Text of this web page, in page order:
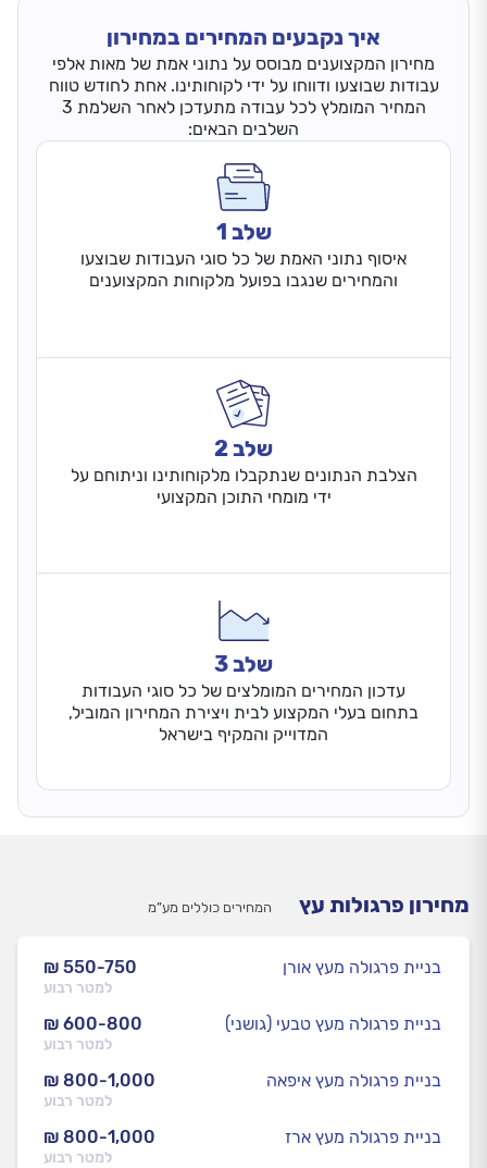
איך נקבעים המחירים במחירון
מחירון המקצוענים מבוסס על נתוני אמת של מאות אלפי
עבודות שבוצעו ודווחו על ידי לקוחותינו. אחת לחודש טווח
המחיר המומלץ לכל עבודה מתעדכן לאחר השלמת 3
השלבים הבאים:
שלב 1
איסוף נתוני האמת של כל סוגי העבודות שבוצעו
והמחירים שנגבו בפועל מלקוחות המקצוענים
שלב 2
הצלבת הנתונים שנתקבלו מלקוחותינו וניתוחם על
ידי מומחי התוכן המקצועי
שלב 3
עדכון המחירים המומלצים של כל סוגי העבודות
בתחום בעלי המקצוע לבית ויצירת המחירון המוביל,
המדוייק והמקיף בישראל
מחירון פרגולות עץ המחירים כוללים מע”מ
₪ 550-750
למטר רבוע
בניית פרגולה מעץ אורן
₪ 600-800
למטר רבוע
בניית פרגולה מעץ טבעי (גושני)
₪ 800-1,000
למטר רבוע
בניית פרגולה מעץ איפאה
₪ 800-1,000
למטר רבוע
בניית פרגולה מעץ ארז